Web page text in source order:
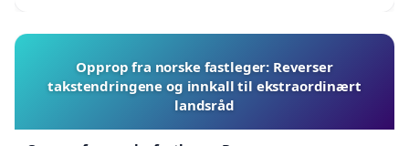
Opprop fra norske fastleger: Reverser
takstendringene og innkall til ekstraordinært
landsråd